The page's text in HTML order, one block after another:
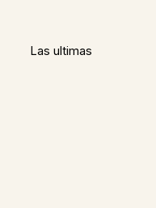
Las ultimas